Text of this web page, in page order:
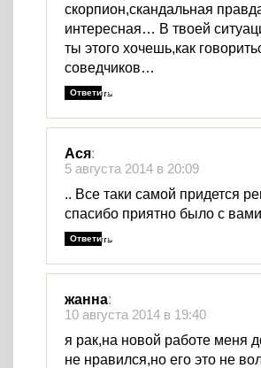
скорпион,скандальная
интересная… В твоей
ты этого хочешь,как
соведчиков…
Ответить
Ася:
5 августа 2014 в 20:09
.. Все таки самой придется
спасибо приятно было с
Ответить
жанна:
10 августа 2014 в 19:40
я рак,на новой работе меня
не нравился,но его это не